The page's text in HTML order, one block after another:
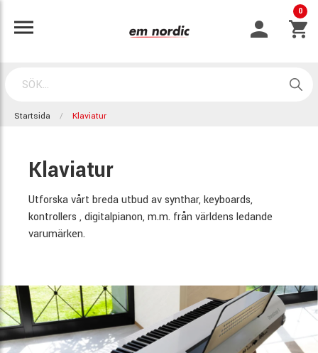
0
Startsida Klaviatur
Klaviatur
Utforska vårt breda utbud av synthar, keyboards,
kontrollers , digitalpianon, m.m. från världens ledande
varumärken.